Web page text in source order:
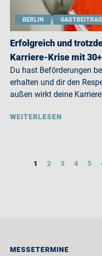
BERLIN GASTBEITRAG
Erfolgreich und
Karriere-Krise mit 30+
Du hast Beförderungen
erhalten und dir den
außen wirkt deine
WEITERLESEN
1 2 3 4 5
MESSETERMINE